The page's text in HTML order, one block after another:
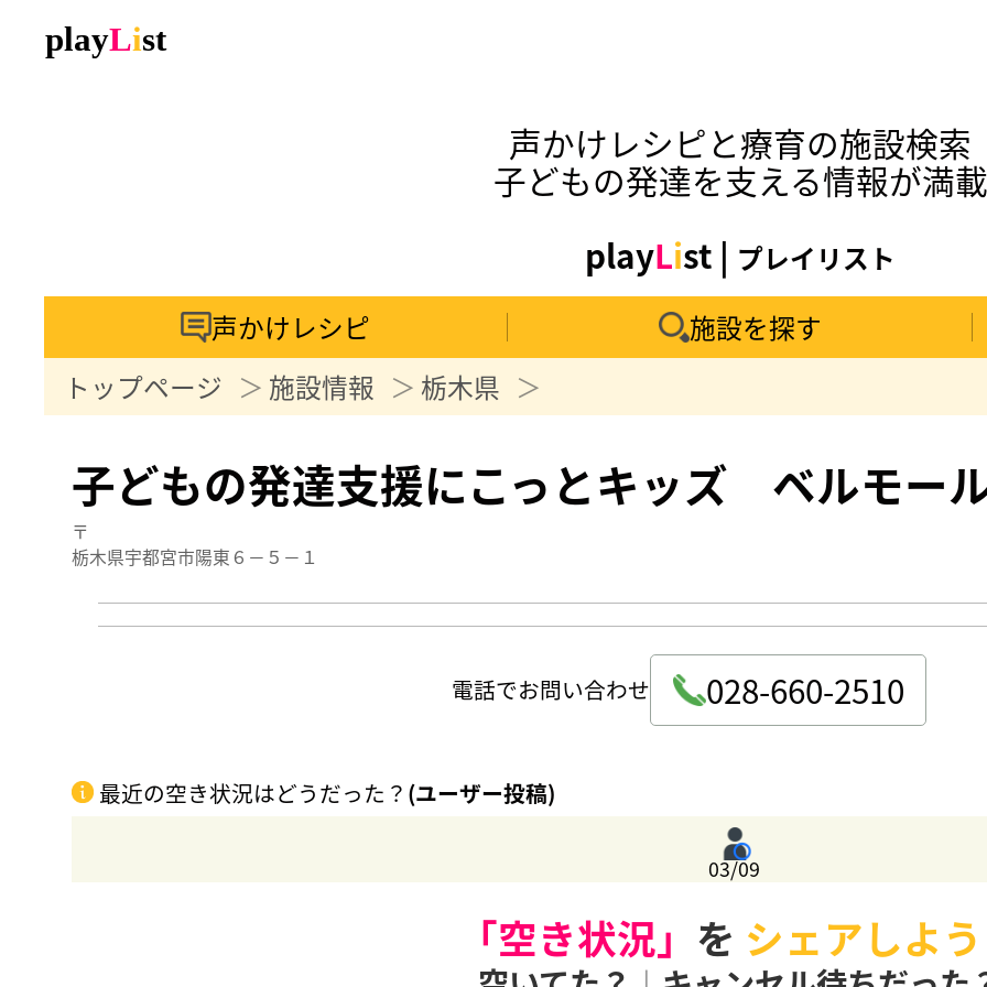
声かけレシピと療育の施設検索
子どもの発達を支える情報が満載
playList | プレイリスト
声かけレシピ
施設を探す
トップページ
施設情報 栃木県
子どもの発達支援にこっとキッズ ベルモー
〒
栃木県宇都宮市陽東６－５－１
電話でお問い合わせ 028-660-2510
最近の空き状況はどうだった？ (ユーザー投稿)
03/09
「空き状況」 を シェアしよ